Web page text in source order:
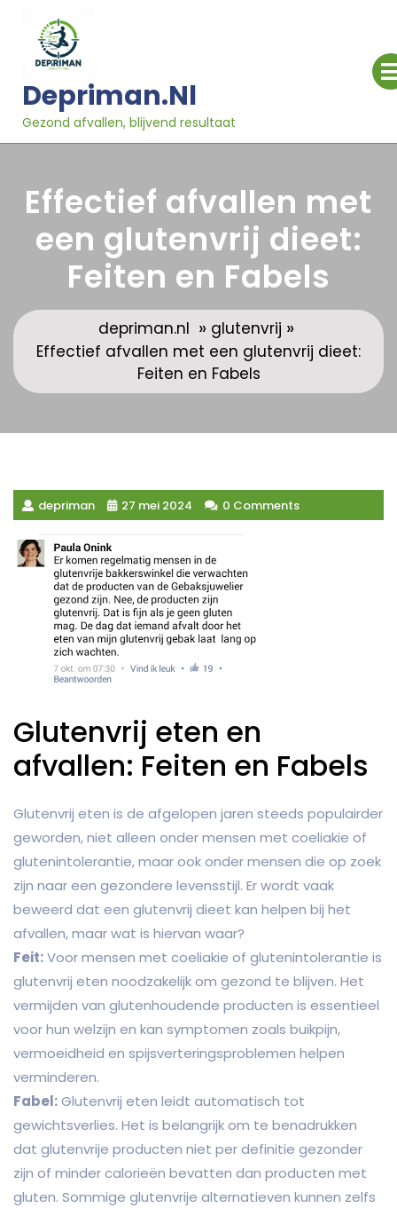
inhoud
Depriman.nl
Gezond afvallen, blijvend resultaat
Effectief afvallen met
een glutenvrij dieet:
Feiten en Fabels
depriman.nl » glutenvrij »
Effectief afvallen met een glutenvrij dieet:
Feiten en Fabels
depriman 27 mei 2024 0 Comments
Glutenvrij eten en
afvallen: Feiten en Fabels
Glutenvrij eten is de afgelopen jaren steeds populairder
geworden, niet alleen onder mensen met coeliakie of
glutenintolerantie, maar ook onder mensen die op zoek
zijn naar een gezondere levensstijl. Er wordt vaak
beweerd dat een glutenvrij dieet kan helpen bij het
afvallen, maar wat is hiervan waar?
Feit:Voor mensen met coeliakie of glutenintolerantie is
glutenvrij eten noodzakelijk om gezond te blijven. Het
vermijden van glutenhoudende producten is essentieel
voor hun welzijn en kan symptomen zoals buikpijn,
vermoeidheid en spijsverteringsproblemen helpen
verminderen.
Fabel:Glutenvrij eten leidt automatisch tot
gewichtsverlies. Het is belangrijk om te benadrukken
dat glutenvrije producten niet per definitie gezonder
zijn of minder calorieën bevatten dan producten met
gluten. Sommige glutenvrije alternatieven kunnen zelfs